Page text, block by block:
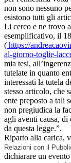
non sono nessuno
esistono tutti gli
Li cerco e ne trovo
esemplificativo, il
( https://
al-giorno-toglie-
mia tesi,
tutelate in quanto
interessati la tutela
stesso articolo, che
ente preposto a tali
non pregiudica la
agli aventi causa,
da questa legge.”.
Riparto alla carica,
Relazioni con il
dichiarare un